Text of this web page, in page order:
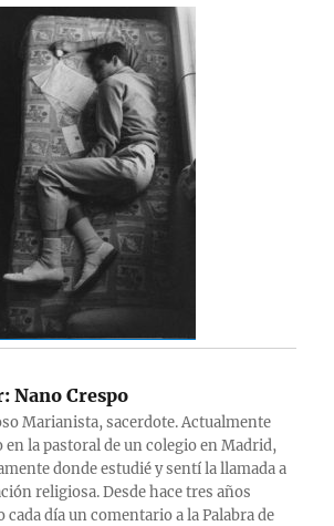
Nano Crespo
Marianista, sacerdote. Actualmente
en la pastoral de un colegio en Madrid,
donde estudié y sentí la llamada a
religiosa. Desde hace tres años
cada día un comentario a la Palabra de